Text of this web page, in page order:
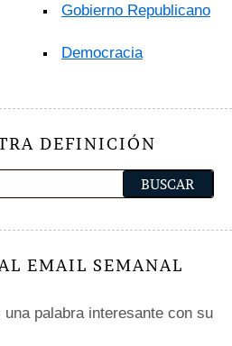
Gobierno Republicano
Democracia
DEFINICIÓN
EMAIL SEMANAL
palabra interesante con su